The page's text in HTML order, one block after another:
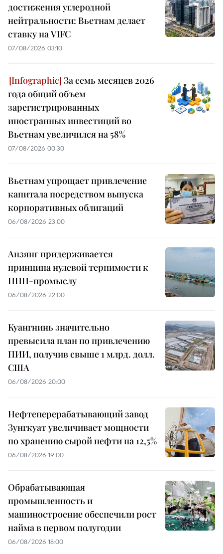
достижения углеродной
нейтральности: Вьетнам делает
ставку на VIFC
07/08/2026 03:10
За семь месяцев 2026
года общий объем
зарегистрированных
иностранных инвестиций во
Вьетнам увеличился на 58%
07/08/2026 00:30
Вьетнам упрощает привлечение
капитала посредством выпуска
корпоративных облигаций
06/08/2026 23:00
Анзянг придерживается
принципа нулевой терпимости к
ННН-промыслу
06/08/2026 22:00
Куангнинь значительно
превысила план по привлечению
ПИИ, получив свыше 1 млрд. долл.
США
06/08/2026 20:00
Нефтеперерабатывающий завод
Зунгкуат увеличивает мощности
по хранению сырой нефти на 12,5%
06/08/2026 19:00
Обрабатывающая
промышленность и
машиностроение обеспечили рост
найма в первом полугодии
06/08/2026 18:00